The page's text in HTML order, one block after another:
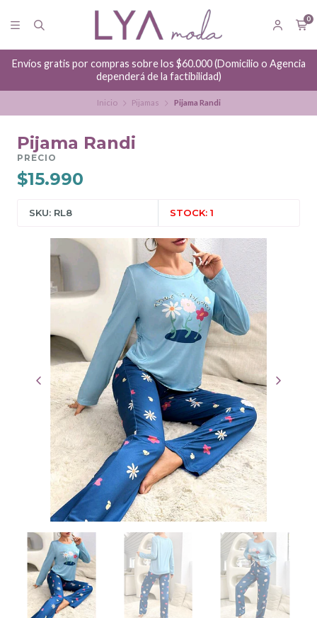
0
Envíos gratis por compras sobre los $60.000 (Domicilio o Agencia
dependerá de la factibilidad)
Inicio Pijamas Pijama Randi
Pijama Randi
PRECIO
$15.990
SKU: RL8 STOCK: 1